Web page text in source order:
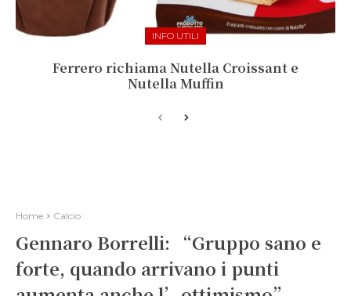
INFO UTILI
Ferrero richiama Nutella Croissant e
Nutella Muffin